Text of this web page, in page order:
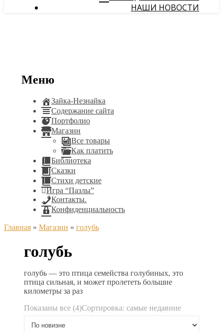
НАШИ НОВОСТИ
Меню
Зайка-Незнайка
Содержание сайта
Портфолио
Магазин
Все товары
Как платить
Библиотека
Сказки
Стихи детские
Игра “Пазлы”
Контакты.
Конфиденциальность
Главная » Магазин » голубь
голубь
голубь — это птица семейства голубиных, это
птица сильная, и может пролететь большие
километры за раз
Показаны все (4)Сортировка: самые недавние